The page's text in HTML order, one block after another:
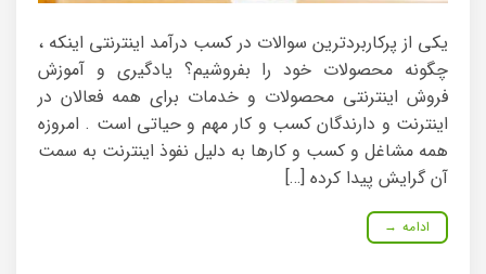
یکی از پرکاربردترین سوالات در کسب درآمد اینترنتی اینکه ،
چگونه محصولات خود را بفروشیم؟ یادگیری و آموزش
فروش اینترنتی محصولات و خدمات برای همه فعالان در
اینترنت و دارندگان کسب و کار مهم و حیاتی است . امروزه
همه مشاغل و کسب و کارها به دلیل نفوذ اینترنت به سمت
آن گرایش پیدا کرده […]
ادامه →